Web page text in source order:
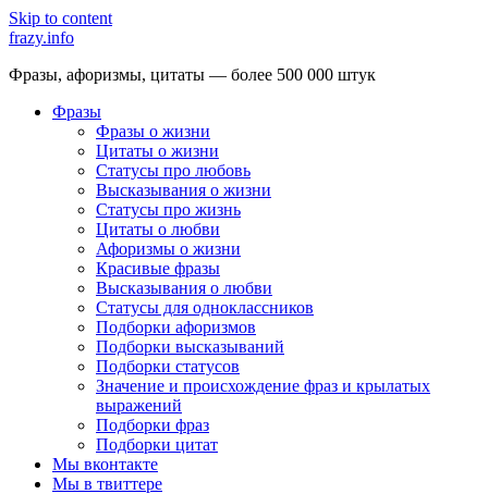
Skip to content
frazy.info
Фразы, афоризмы, цитаты — более 500 000 штук
Фразы
Фразы о жизни
Цитаты о жизни
Статусы про любовь
Высказывания о жизни
Статусы про жизнь
Цитаты о любви
Афоризмы о жизни
Красивые фразы
Высказывания о любви
Статусы для одноклассников
Подборки афоризмов
Подборки высказываний
Подборки статусов
Значение и происхождение фраз и крылатых
выражений
Подборки фраз
Подборки цитат
Мы вконтакте
Мы в твиттере